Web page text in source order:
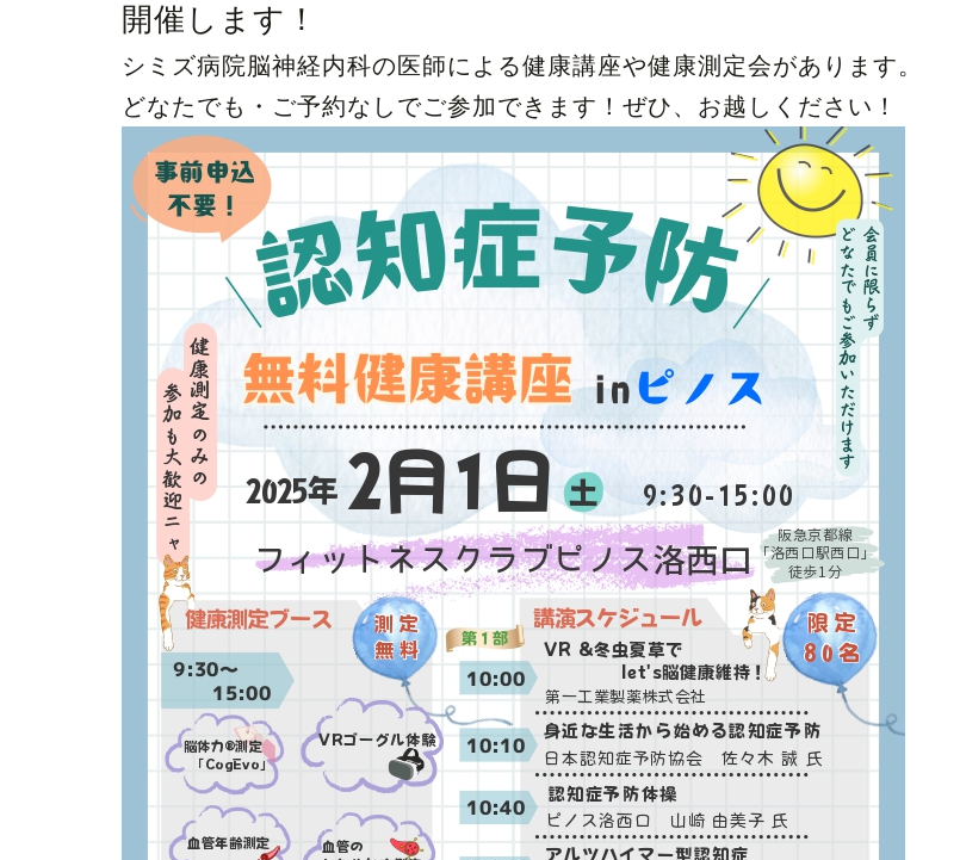
開催します！
シミズ病院脳神経内科の医師による健康講座や健康測定会があります。
どなたでも・ご予約なしでご参加できます！ぜひ、お越しください！